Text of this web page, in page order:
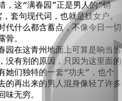
满春园”正是男人的“销
套句现代词，也就是妓女户。
代什么都含蓄点，不像今日一切
骨。
青州地面上可算是响当当
没有别的原因，只因为这里面的
她们独特的一套“功夫”，也个
的再出来的男人混身像轻了许多
味无穷。